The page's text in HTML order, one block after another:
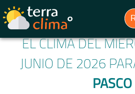
EL CLIMA DEL
JUNIO DE 2026
PASCO